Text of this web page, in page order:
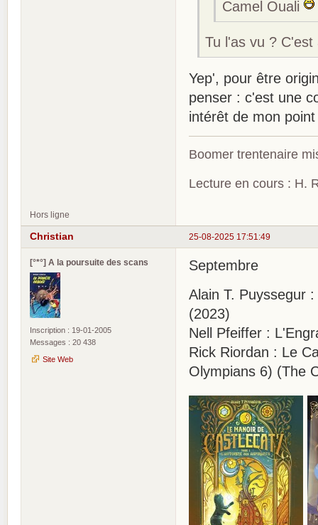
Camel Ouali
Tu l'as vu ?
Yep', pour être
penser : c'est une
intérêt de mon
Boomer trentenaire
Lecture en cours : H.
Hors ligne
25-08-2025 17:51:49
Christian
[°*°] A la poursuite des scans
Inscription : 19-01-2005
Messages : 20 438
Site Web
Septembre
Alain T. Puyssegur
(2023)
Nell Pfeiffer :
Rick Riordan : Le
Olympians 6) (The